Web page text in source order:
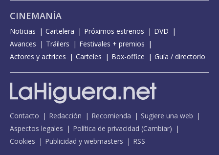
CINEMANÍA
Noticias Cartelera Próximos estrenos
DVD
Avances
Tráilers
Festivales + premios
Actores y actrices
Carteles Box-office Guía / directorio
Contacto Redacción Recomienda
Sugiere una web
Aspectos legales
Política de privacidad (Cambiar)
Cookies
Publicidad y webmasters RSS